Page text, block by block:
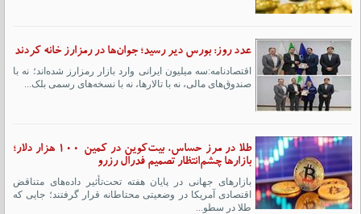
عدد روز: بورس دیر رسید؛ جوان‌ها در رمزارز خانه کردند
اقتصادنامه:سه میلیون ایرانی وارد بازار رمزارز شده‌اند؛ نه با
صندوق‌های مالی، نه با تالارها، نه با نسخه‌های رسمی بلک...
طلا در مرز حساس، بیت‌کوین در کمین ۱۰۰ هزار دلار؛
بازارها چشم‌انتظار تصمیم فدرال رزرو
بازارهای جهانی در پایان هفته تحت‌تأثیر داده‌های متناقض
اقتصادی آمریکا در وضعیتی محتاطانه قرار گرفتند؛ جایی که
طلا در سطو...